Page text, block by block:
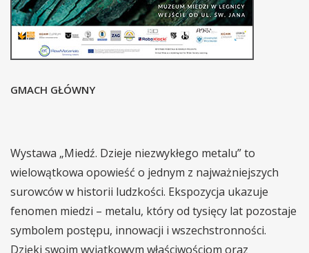
GMACH GŁÓWNY
Wystawa „Miedź. Dzieje niezwykłego metalu” to
wielowątkowa opowieść o jednym z najważniejszych
surowców w historii ludzkości. Ekspozycja ukazuje
fenomen miedzi – metalu, który od tysięcy lat pozostaje
symbolem postępu, innowacji i wszechstronności.
Dzięki swoim wyjątkowym właściwościom oraz